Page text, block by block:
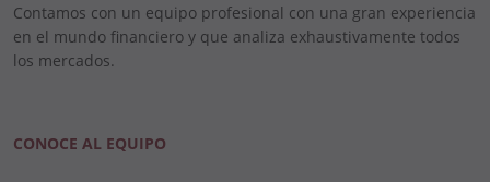
Contamos con un equipo profesional con una gran experiencia
en el mundo financiero y que analiza exhaustivamente todos
los mercados.
CONOCE AL EQUIPO